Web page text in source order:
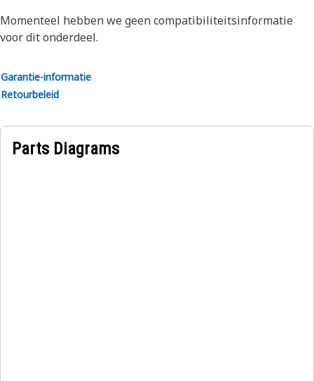
Momenteel hebben we geen compatibiliteitsinformatie
voor dit onderdeel.
Garantie-informatie
Retourbeleid
Parts Diagrams